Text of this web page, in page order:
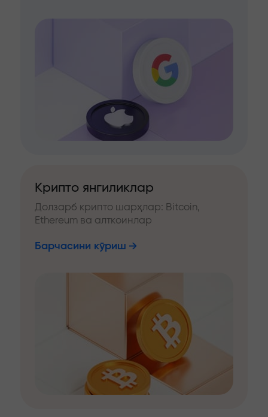
Крипто янгиликлар
Долзарб крипто шарҳлар: Bitcoin,
Ethereum ва алткоинлар
Барчасини кўриш